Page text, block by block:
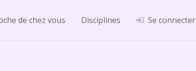
de chez vous Disciplines Se connecter